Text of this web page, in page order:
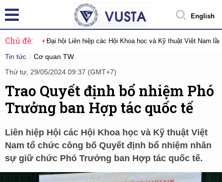
English
Chủ đề: Đại hội Liên hiệp các Hội Khoa học và Kỹ thuật Việt Nam
Tin tức
Cơ quan TW
Thứ tư, 29/05/2024 09:37 (GMT+7)
Trao Quyết định bổ nhiệm Phó
Trưởng ban Hợp tác quốc tế
Liên hiệp Hội các Hội Khoa học và Kỹ thuật Việt
Nam tổ chức công bố Quyết định bổ nhiệm nhân
sự giữ chức Phó Trưởng ban Hợp tác quốc tế.